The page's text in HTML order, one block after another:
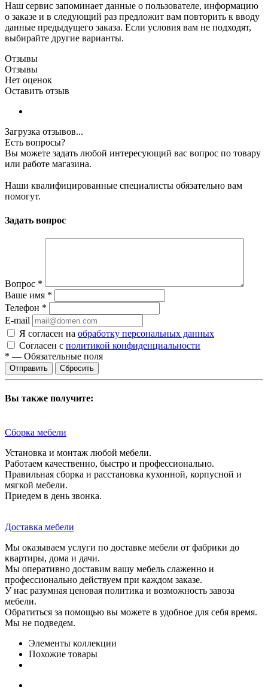
Наш сервис запоминает данные о пользователе, информацию
о заказе и в следующий раз предложит вам повторить к вводу
данные предыдущего заказа. Если условия вам не подходят,
выбирайте другие варианты.
Отзывы
Отзывы
Нет оценок
Оставить отзыв
Загрузка отзывов...
Есть вопросы?
Вы можете задать любой интересующий вас вопрос по товару
или работе магазина.
Наши квалифицированные специалисты обязательно вам
помогут.
Задать вопрос
Вопрос *
Ваше имя *
Телефон *
E-mail
Я согласен на обработку персональных данных
Согласен с политикой конфиденциальности
* — Обязательные поля
Сбросить
Вы также получите:
Сборка мебели
Установка и монтаж любой мебели.
Работаем качественно, быстро и профессионально.
Правильная сборка и расстановка кухонной, корпусной и
мягкой мебели.
Приедем в день звонка.
Доставка мебели
Мы оказываем услуги по доставке мебели от фабрики до
квартиры, дома и дачи.
Мы оперативно доставим вашу мебель слаженно и
профессионально действуем при каждом заказе.
У нас разумная ценовая политика и возможность завоза
мебели.
Обратиться за помощью вы можете в удобное для себя время.
Мы не подведем.
Элементы коллекции
Похожие товары